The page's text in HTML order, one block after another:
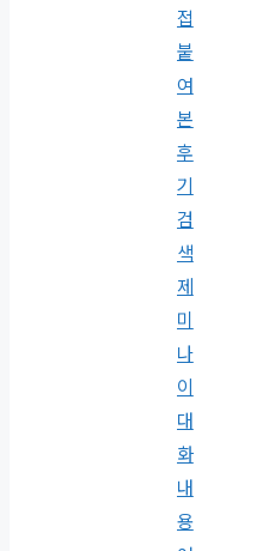
접
붙
여
본
후
기
검
색
제
미
나
이
대
화
내
용